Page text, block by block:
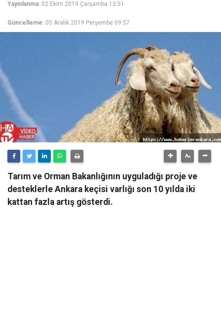
Yayınlanma: 02 Ekim 2019 Çarşamba 13:51
Güncelleme: 05 Aralık 2019 Perşembe 09:57
Tarım ve Orman Bakanlığının uyguladığı proje ve
desteklerle Ankara keçisi varlığı son 10 yılda iki
kattan fazla artış gösterdi.